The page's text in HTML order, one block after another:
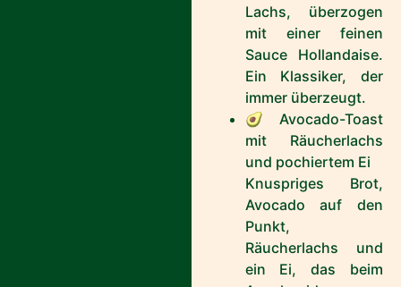
Lachs, überzogen
mit einer feinen
Sauce Hollandaise.
Ein Klassiker, der
immer überzeugt.
🥑 Avocado-Toast
mit Räucherlachs
und pochiertem Ei
Knuspriges Brot,
Avocado auf den
Punkt,
Räucherlachs und
ein Ei, das beim